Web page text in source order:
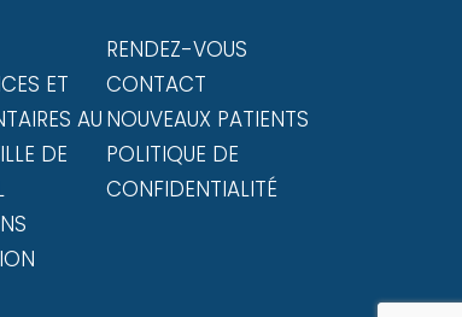
RENDEZ-VOUS
ET
AU
DE
CONTACT
NOUVEAUX PATIENTS
POLITIQUE DE
CONFIDENTIALITÉ